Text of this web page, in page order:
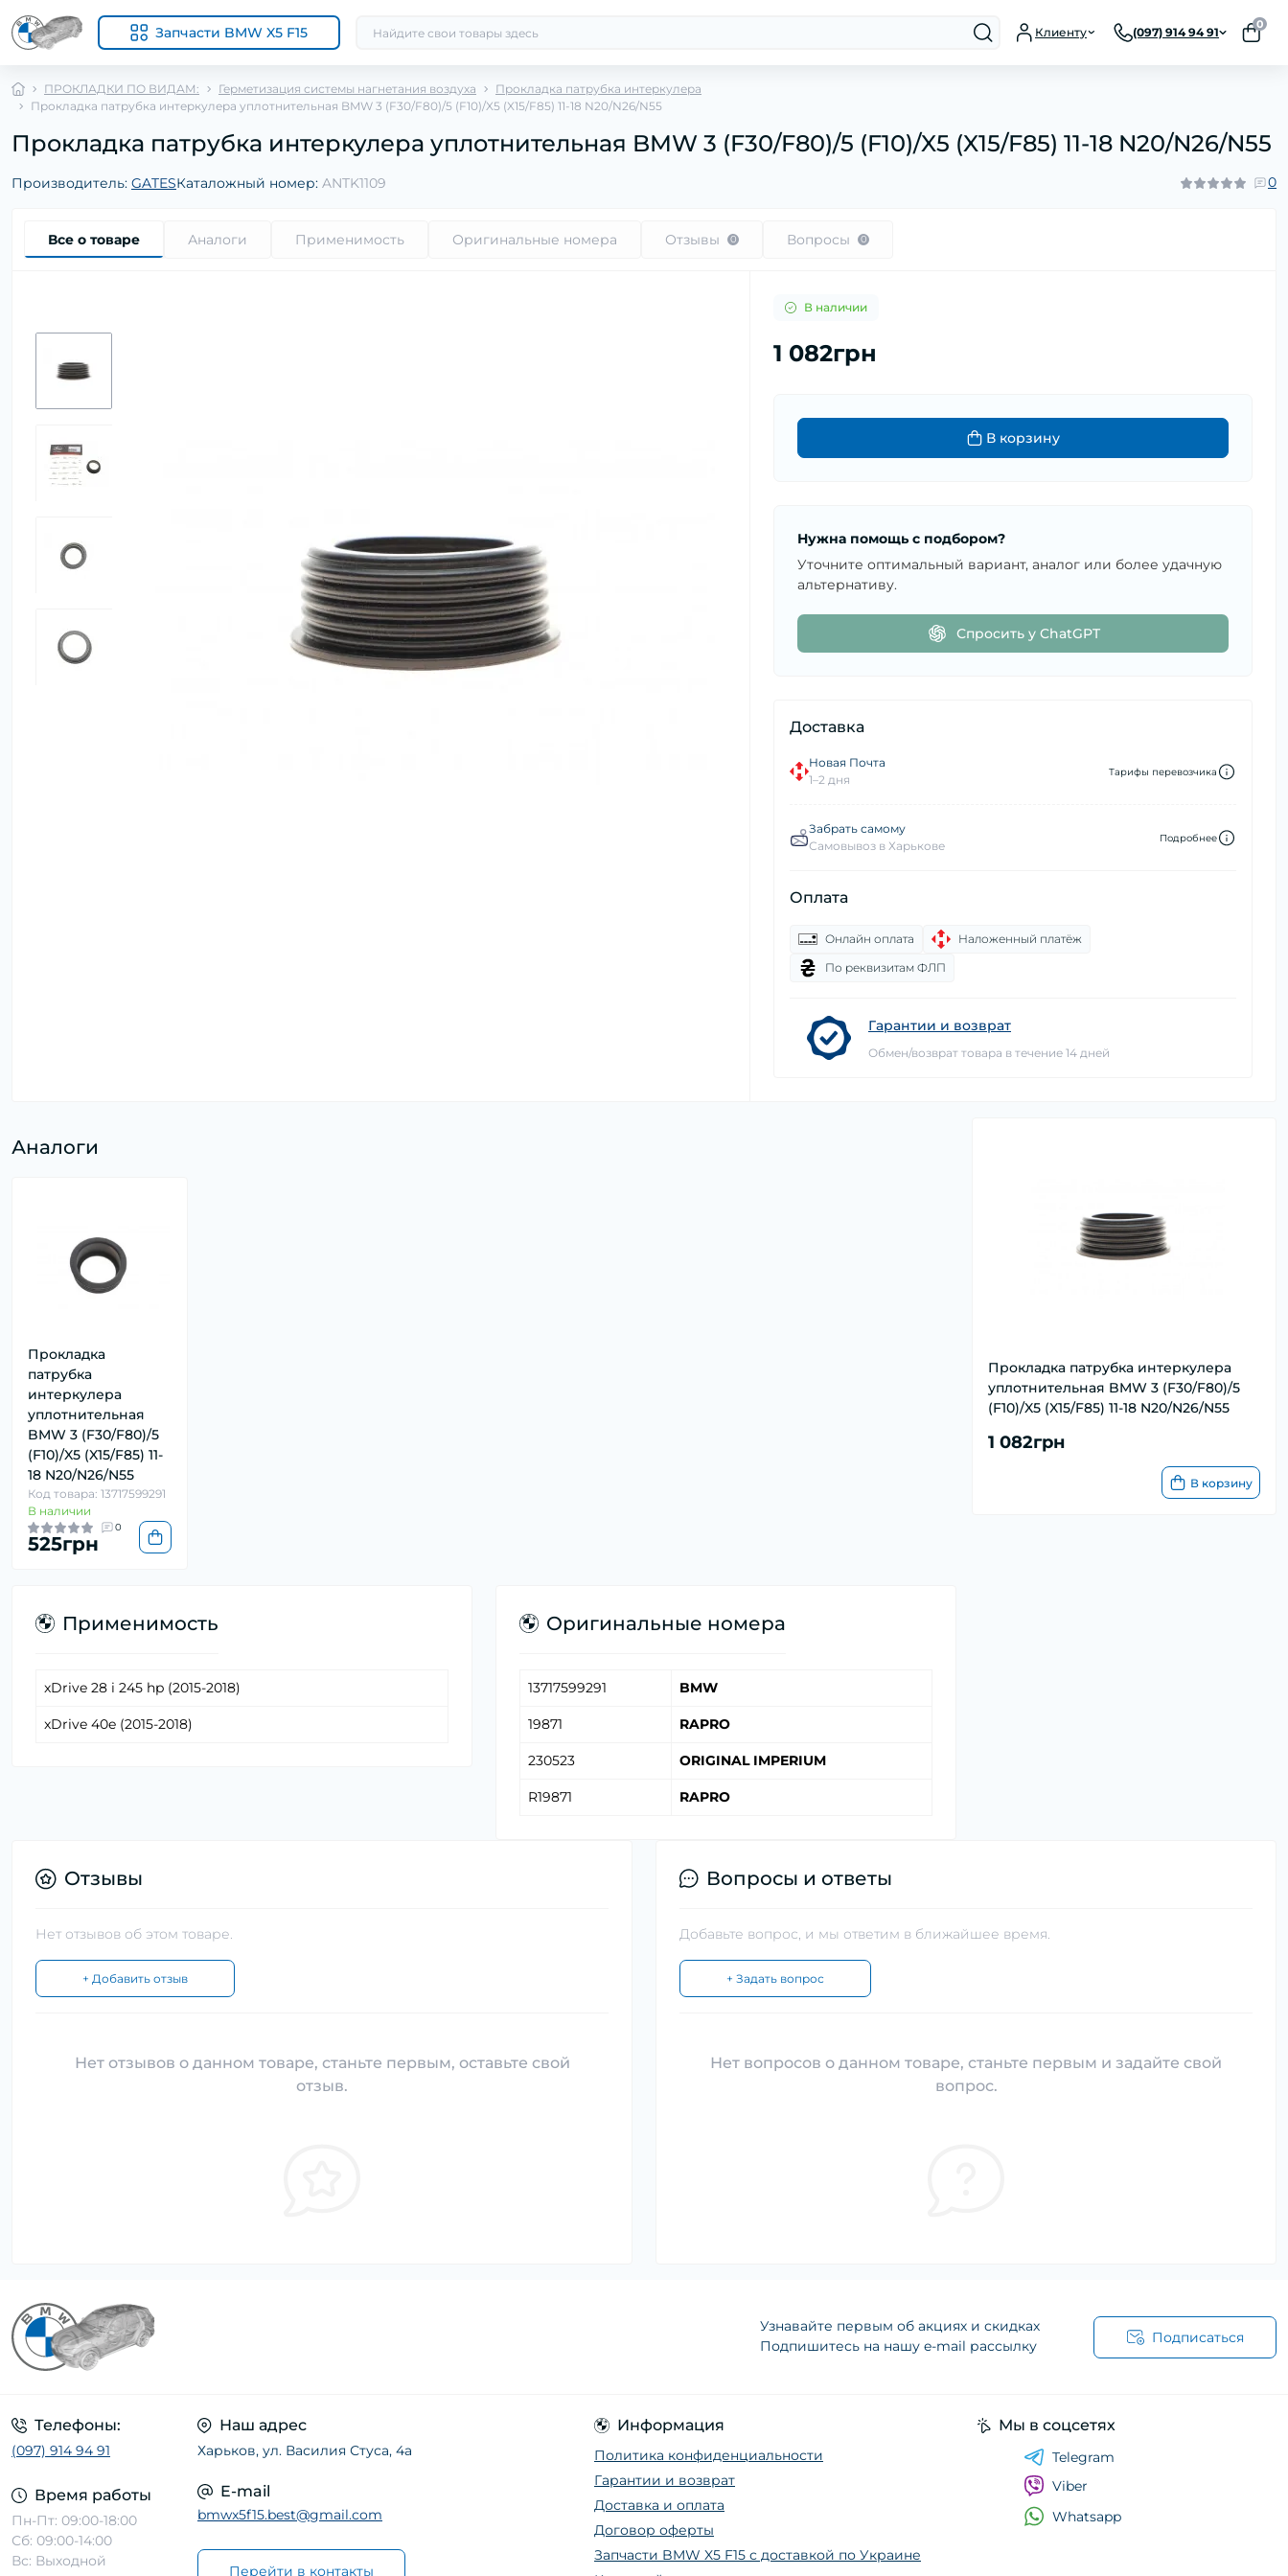
Запчасти BMW X5 F15 Клиенту (097) 914 94 91
0
ПРОКЛАДКИ ПО ВИДАМ: Герметизация системы нагнетания воздуха
Прокладка патрубка интеркулера
Прокладка патрубка интеркулера уплотнительная BMW 3 (F30/F80)/5 (F10)/X5 (X15/F85) 11-18 N20/N26/N55
Прокладка патрубка интеркулера уплотнительная BMW 3 (F30/F80)/5 (F10)/X5 (X15/F85) 11-18 N20/N26/N55
Производитель: GATESКаталожный номер: ANTK1109 0
Все о товаре Аналоги Применимость Оригинальные номера Отзывы 0 Вопросы 0
В наличии
1 082грн
В корзину
Нужна помощь с подбором?
Уточните оптимальный вариант, аналог или более удачную
альтернативу.
Спросить у ChatGPT
Доставка
Новая Почта
1–2 дня
Тарифы перевозчика
Забрать самому
Самовывоз в Харькове
Подробнее
Оплата
Онлайн оплата
Наложенный платёж
По реквизитам ФЛП
Гарантии и возврат
Обмен/возврат товара в течение 14 дней
Прокладка патрубка интеркулера
уплотнительная BMW 3 (F30/F80)/5
(F10)/X5 (X15/F85) 11-18 N20/N26/N55
1 082грн
В корзину
Аналоги
Прокладка
патрубка
интеркулера
уплотнительная
BMW 3 (F30/F80)/5
(F10)/X5 (X15/F85) 11-
18 N20/N26/N55
Код товара: 13717599291
В наличии
0
525грн
Применимость
xDrive 28 i 245 hp (2015-2018)
xDrive 40e (2015-2018)
Оригинальные номера
13717599291 BMW
19871 RAPRO
230523 ORIGINAL IMPERIUM
R19871 RAPRO
Отзывы
Нет отзывов об этом товаре.
+ Добавить отзыв
Нет отзывов о данном товаре, станьте первым, оставьте свой
отзыв.
Вопросы и ответы
Добавьте вопрос, и мы ответим в ближайшее время.
+ Задать вопрос
Нет вопросов о данном товаре, станьте первым и задайте свой
вопрос.
Узнавайте первым об акциях и скидках
Подпишитесь на нашу e-mail рассылку
Подписаться
Телефоны:
(097) 914 94 91
Время работы
Пн-Пт: 09:00-18:00
Сб: 09:00-14:00
Вс: Выходной
Наш адрес
Харьков, ул. Василия Стуса, 4а
E-mail
bmwx5f15.best@gmail.com
Перейти в контакты
Информация
Политика конфиденциальности
Гарантии и возврат
Доставка и оплата
Договор оферты
Запчасти BMW X5 F15 с доставкой по Украине
Мы в соцсетях
Telegram
Viber
Whatsapp